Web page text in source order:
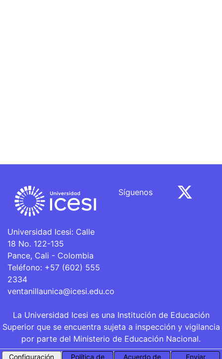
Universidad Icesi: Calle
18 No. 122-135
Pance, Cali - Colombia
Teléfono: +57 (602) 555
2334
ventanillaunica@icesi.edu.co
Síguenos
La Universidad Icesi es una Institución de Educación
Superior que se encuentra sujeta a inspección y vigilancia
por parte del Ministerio de Educación Nacional.
Configuración Política de Acuerdo de Enviar